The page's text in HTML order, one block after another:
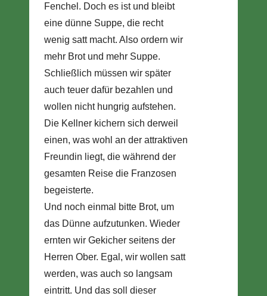
Fenchel. Doch es ist und bleibt
eine dünne Suppe, die recht
wenig satt macht. Also ordern wir
mehr Brot und mehr Suppe.
Schließlich müssen wir später
auch teuer dafür bezahlen und
wollen nicht hungrig aufstehen.
Die Kellner kichern sich derweil
einen, was wohl an der attraktiven
Freundin liegt, die während der
gesamten Reise die Franzosen
begeisterte.
Und noch einmal bitte Brot, um
das Dünne aufzutunken. Wieder
ernten wir Gekicher seitens der
Herren Ober. Egal, wir wollen satt
werden, was auch so langsam
eintritt. Und das soll dieser